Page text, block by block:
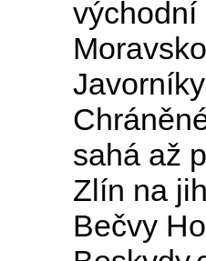
východní
sahá až
Zlín na
Bečvy